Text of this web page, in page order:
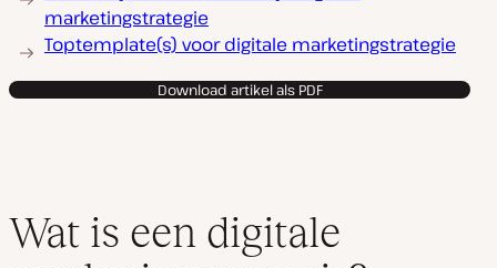
marketingstrategie
Toptemplate(s) voor digitale marketingstrategie
Download artikel als PDF
Wat is een digitale